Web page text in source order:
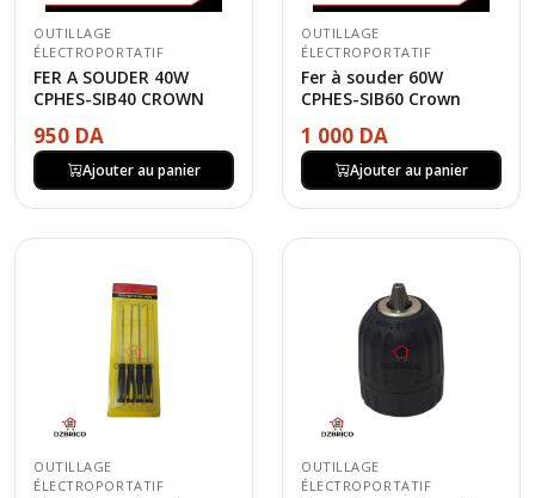
OUTILLAGE
ÉLECTROPORTATIF
FER A SOUDER 40W
CPHES-SIB40 CROWN
950 DA
Ajouter au panier
OUTILLAGE
ÉLECTROPORTATIF
Fer à souder 60W
CPHES-SIB60 Crown
1 000 DA
Ajouter au panier
OUTILLAGE
ÉLECTROPORTATIF
OUTILLAGE
ÉLECTROPORTATIF